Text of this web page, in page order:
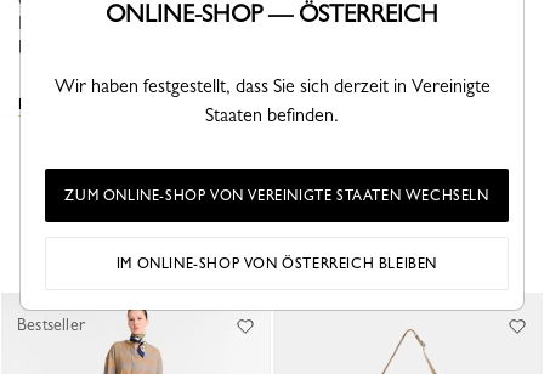
Leben mit einer kreativen und dynamischen Lebensart zu
bereichern....
DIE ETUIS & HÜLLEN KOLLEKTION ANSEHEN
DAS KÖNNTE IHNEN AUCH GEFALLEN
Bestseller
ONLINE-SHOP — ÖSTERREICH
Wir haben festgestellt, dass Sie sich derzeit in Vereinigte
Staaten befinden.
ZUM ONLINE-SHOP VON VEREINIGTE STAATEN WECHSELN
IM ONLINE-SHOP VON ÖSTERREICH BLEIBEN